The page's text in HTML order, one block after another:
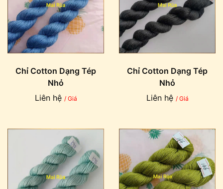
Chỉ Cotton Dạng Tép
Nhỏ
Liên hệ / Giá
Chỉ Cotton Dạng Tép
Nhỏ
Liên hệ / Giá